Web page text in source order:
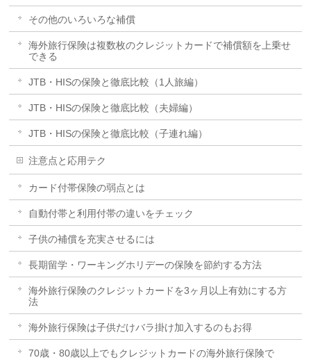
その他のいろいろな補償
海外旅行保険は複数枚のクレジットカードで補償額を上乗せ
できる
JTB・HISの保険と徹底比較（1人旅編）
JTB・HISの保険と徹底比較（夫婦編）
JTB・HISの保険と徹底比較（子連れ編）
注意点と応用テク
カード付帯保険の弱点とは
自動付帯と利用付帯の違いをチェック
子供の補償を充実させるには
長期留学・ワーキングホリデーの保険を節約する方法
海外旅行保険のクレジットカードを3ヶ月以上有効にする方
法
海外旅行保険は子供だけバラ掛け加入するのもお得
70歳・80歳以上でもクレジットカードの海外旅行保険で